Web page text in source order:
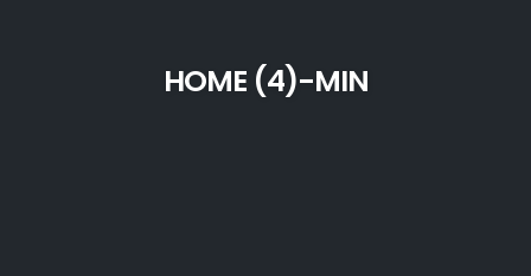
HOME (4)-MIN